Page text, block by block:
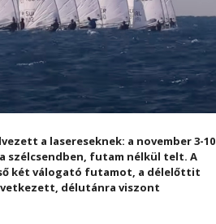
a lasereseknek: a november 3-10
szélcsendben, futam nélkül telt. A
két válogató futamot, a délelőttit
délutánra viszont